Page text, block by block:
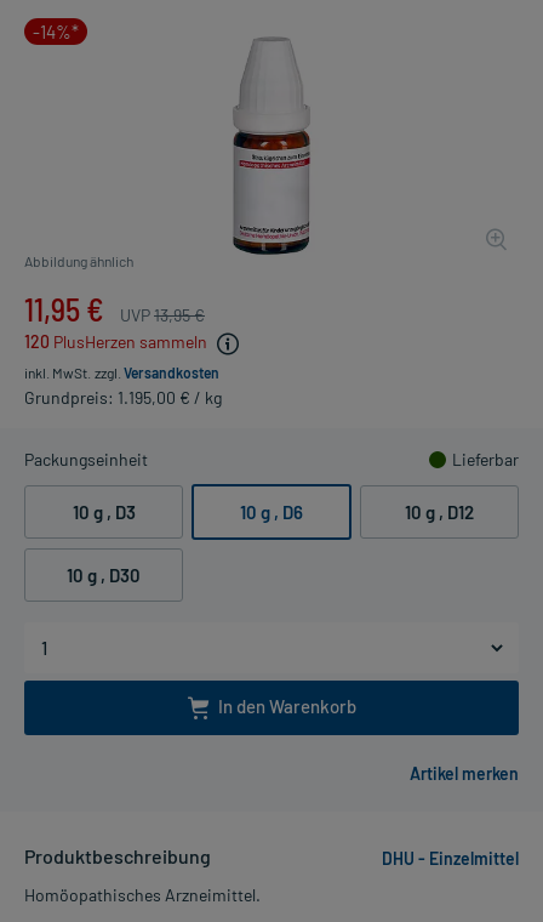
-14%*
Abbildung ähnlich
11,95 € UVP13,95 €
120 PlusHerzen sammeln
inkl. MwSt. zzgl. Versandkosten
Grundpreis: 1.195,00 € / kg
Packungseinheit Lieferbar
10 g , D3 10 g , D6 10 g , D12
10 g , D30
In den Warenkorb
Produktbeschreibung
DHU - Einzelmittel
Homöopathisches Arzneimittel.